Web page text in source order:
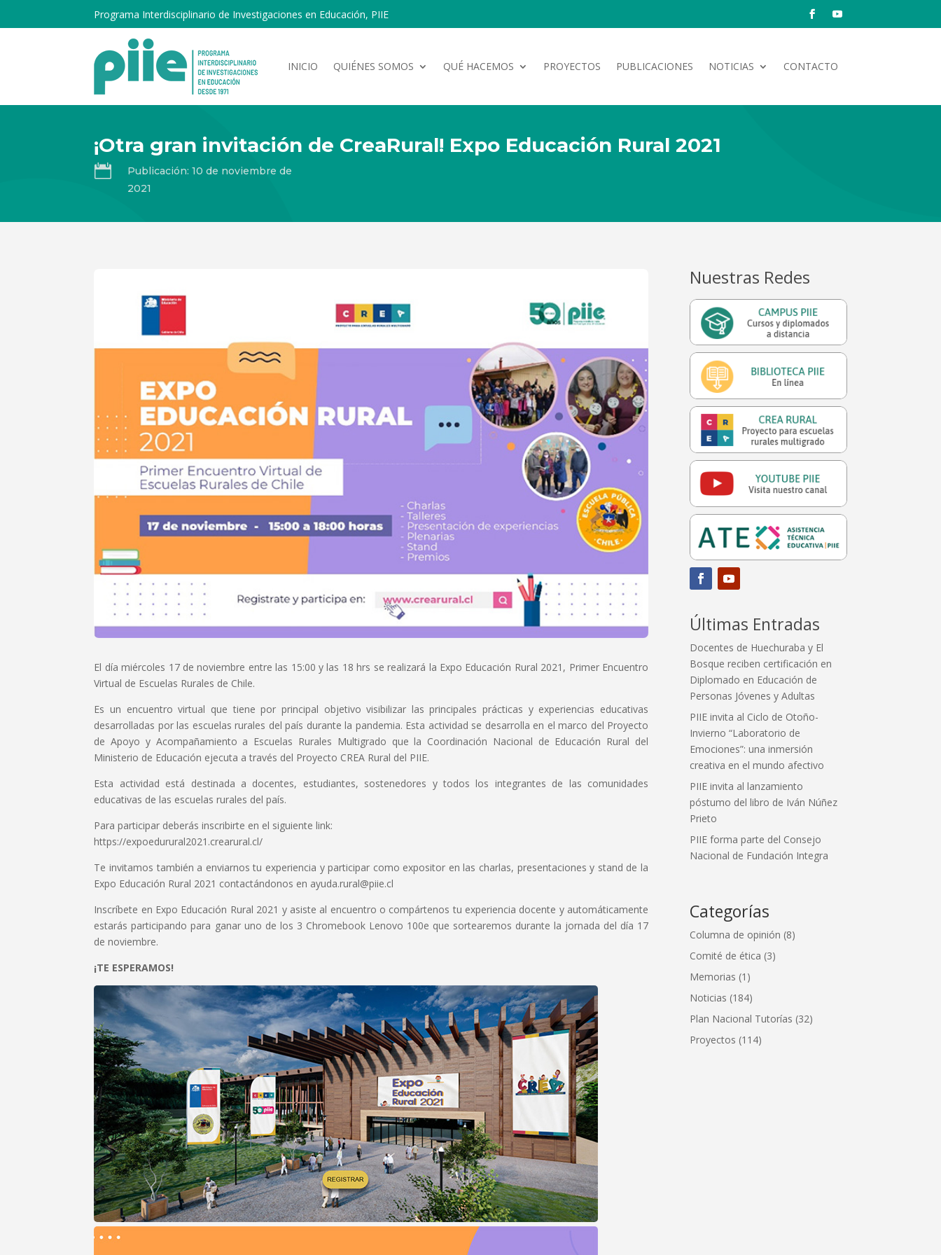
Programa Interdisciplinario de Investigaciones en Educación, PIIE
INICIO QUIÉNES SOMOS QUÉ HACEMOS PROYECTOS PUBLICACIONES NOTICIAS CONTACTO
¡Otra gran invitación de CreaRural! Expo Educación Rural 2021

Publicación: 10 de noviembre de
2021
El día miércoles 17 de noviembre entre las 15:00 y las 18 hrs se realizará la Expo Educación Rural 2021, Primer Encuentro
Virtual de Escuelas Rurales de Chile.
Es un encuentro virtual que tiene por principal objetivo visibilizar las principales prácticas y experiencias educativas
desarrolladas por las escuelas rurales del país durante la pandemia. Esta actividad se desarrolla en el marco del Proyecto
de Apoyo y Acompañamiento a Escuelas Rurales Multigrado que la Coordinación Nacional de Educación Rural del
Ministerio de Educación ejecuta a través del Proyecto CREA Rural del PIIE.
Esta actividad está destinada a docentes, estudiantes, sostenedores y todos los integrantes de las comunidades
educativas de las escuelas rurales del país.
Para participar deberás inscribirte en el siguiente link:
https://expoedurural2021.crearural.cl/
Te invitamos también a enviarnos tu experiencia y participar como expositor en las charlas, presentaciones y stand de la
Expo Educación Rural 2021 contactándonos en ayuda.rural@piie.cl
Inscríbete en Expo Educación Rural 2021 y asiste al encuentro o compártenos tu experiencia docente y automáticamente
estarás participando para ganar uno de los 3 Chromebook Lenovo 100e que sortearemos durante la jornada del día 17
de noviembre.
¡TE ESPERAMOS!
Nuestras Redes
Últimas Entradas
Docentes de Huechuraba y El
Bosque reciben certificación en
Diplomado en Educación de
Personas Jóvenes y Adultas
PIIE invita al Ciclo de Otoño-
Invierno “Laboratorio de
Emociones”: una inmersión
creativa en el mundo afectivo
PIIE invita al lanzamiento
póstumo del libro de Iván Núñez
Prieto
PIIE forma parte del Consejo
Nacional de Fundación Integra
Categorías
Columna de opinión (8)
Comité de ética (3)
Memorias (1)
Noticias (184)
Plan Nacional Tutorías (32)
Proyectos (114)